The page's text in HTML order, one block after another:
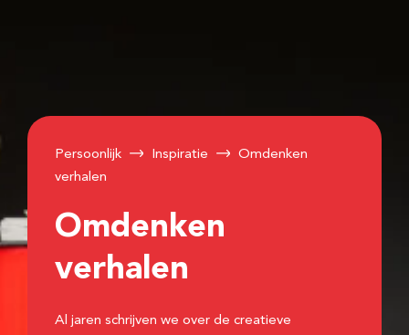
Persoonlijk Inspiratie
Omdenken
verhalen
Omdenken
verhalen
Al jaren schrijven we over de creatieve